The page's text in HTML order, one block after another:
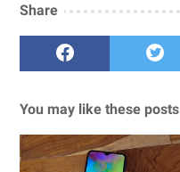
Share
You may like these posts